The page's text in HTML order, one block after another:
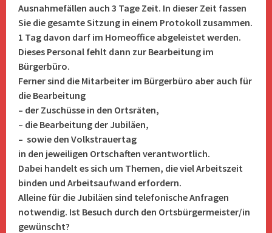
Ausnahmefällen auch 3 Tage Zeit. In dieser Zeit fassen
Sie die gesamte Sitzung in einem Protokoll zusammen.
1 Tag davon darf im Homeoffice abgeleistet werden.
Dieses Personal fehlt dann zur Bearbeitung im
Bürgerbüro.
Ferner sind die Mitarbeiter im Bürgerbüro aber auch für
die Bearbeitung
– der Zuschüsse in den Ortsräten,
– die Bearbeitung der Jubiläen,
– sowie den Volkstrauertag
in den jeweiligen Ortschaften verantwortlich.
Dabei handelt es sich um Themen, die viel Arbeitszeit
binden und Arbeitsaufwand erfordern.
Alleine für die Jubiläen sind telefonische Anfragen
notwendig. Ist Besuch durch den Ortsbürgermeister/in
gewünscht?